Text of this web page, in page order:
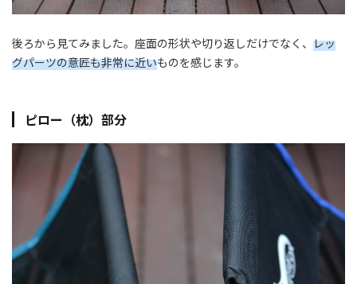
後ろから見てみました。座面の形状や切り返しだけでなく、 レッ
グパーツの意匠も非常に近いものを感じます。
ピロー（枕）部分